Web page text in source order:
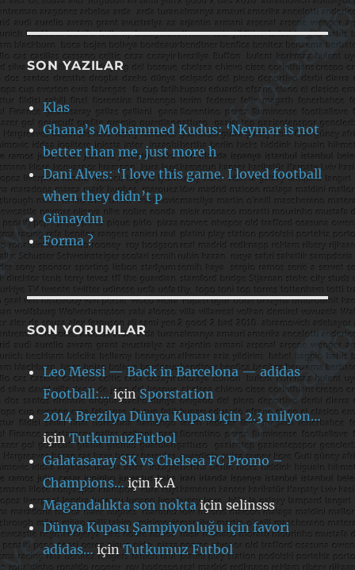
SON YAZILAR
Klas
Ghana’s Mohammed Kudus: ‘Neymar is not
better than me, just more h
Dani Alves: ‘I love this game. I loved football
when they didn’t p
Günaydın
Forma ?
SON YORUMLAR
Leo Messi — Back in Barcelona — adidas
Football:…içinSporstation
2014 Brezilya Dünya Kupası için 2.3 milyon…
içinTutkumuzFutbol
Galatasaray SK vs Chelsea FC Promo –
Champions…içinK.A
Magandalıkta son nokta içinselinsss
Dünya Kupası Şampiyonluğu için favori
adidas… içinTutkumuz Futbol